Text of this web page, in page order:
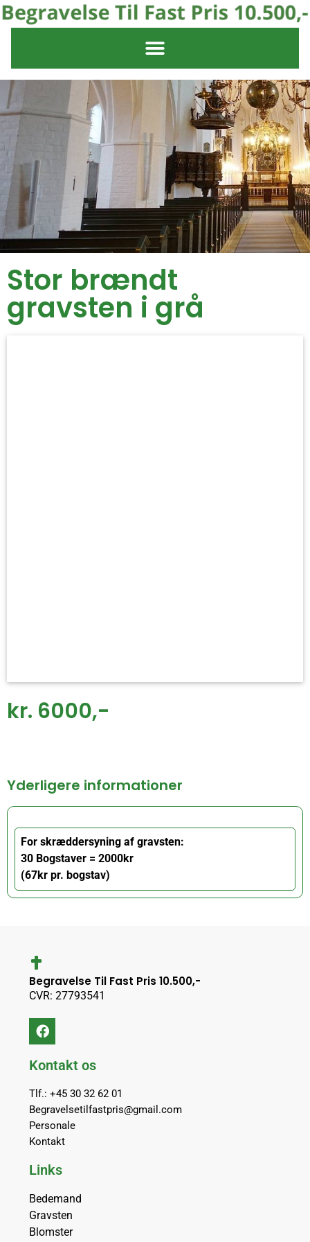
Stor brændt
gravsten i grå
kr. 6000,-
Yderligere informationer
For skræddersyning af gravsten:
30 Bogstaver = 2000kr
(67kr pr. bogstav)
Begravelse Til Fast Pris 10.500,-
CVR: 27793541
Kontakt os
Tlf.: +45 30 32 62 01
Begravelsetilfastpris@gmail.com
Personale
Kontakt
Links
Bedemand
Gravsten
Blomster